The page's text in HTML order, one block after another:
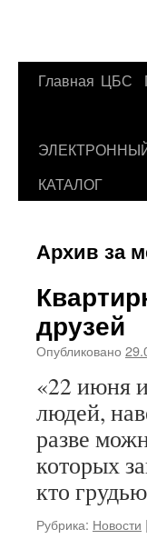
Перейти
содержимому
Главная ЦБС
КАТАЛОГ
Архив за
друзей
Опубликовано
«22 июня
людей,
разве
которых
кто
Рубрика: Новости |